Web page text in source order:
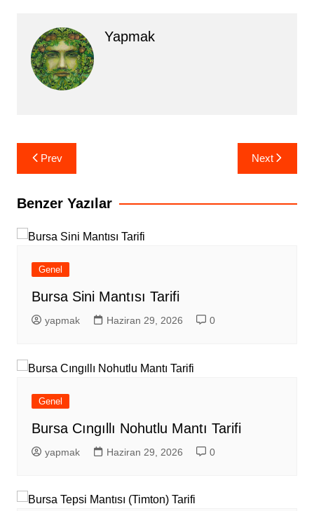
Yapmak
Yazı
gezinmesi
Prev Next
Benzer Yazılar
Genel
Bursa Sini Mantısı Tarifi
yapmak Haziran 29, 2026 0
Genel
Bursa Cıngıllı Nohutlu Mantı Tarifi
yapmak Haziran 29, 2026 0